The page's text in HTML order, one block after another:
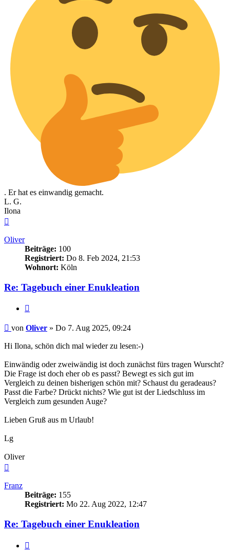
. Er hat es einwandig gemacht.
L. G.
Ilona
Oliver
Beiträge: 100
Registriert: Do 8. Feb 2024, 21:53
Wohnort: Köln
Re: Tagebuch einer Enukleation
Beitrag
von Oliver » Do 7. Aug 2025, 09:24
Hi Ilona, schön dich mal wieder zu lesen:-)
Einwändig oder zweiwändig ist doch zunächst fürs tragen Wurscht?
Die Frage ist doch eher ob es passt? Bewegt es sich gut im
Vergleich zu deinen bisherigen schön mit? Schaust du geradeaus?
Passt die Farbe? Drückt nichts? Wie gut ist der Liedschluss im
Vergleich zum gesunden Auge?
Lieben Gruß aus m Urlaub!
Lg
Oliver
Franz
Beiträge: 155
Registriert: Mo 22. Aug 2022, 12:47
Re: Tagebuch einer Enukleation